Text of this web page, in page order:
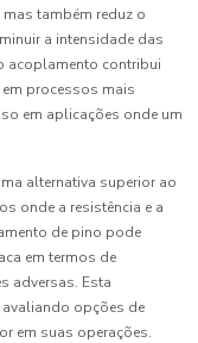
também reduz o
a intensidade das
acoplamento contribui
processos mais
em aplicações onde um
alternativa superior ao
onde a resistência e a
de pino pode
em termos de
adversas. Esta
avaliando opções de
em suas operações.